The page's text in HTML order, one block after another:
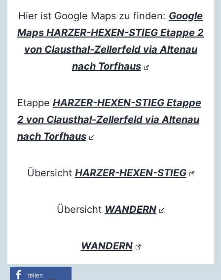
Hier ist Google Maps zu finden: Google
Maps HARZER-HEXEN-STIEG Etappe 2
von Clausthal-Zellerfeld via Altenau
nach Torfhaus
Etappe HARZER-HEXEN-STIEG Etappe
2 von Clausthal-Zellerfeld via Altenau
nach Torfhaus
Übersicht HARZER-HEXEN-STIEG
Übersicht WANDERN
WANDERN
teilen